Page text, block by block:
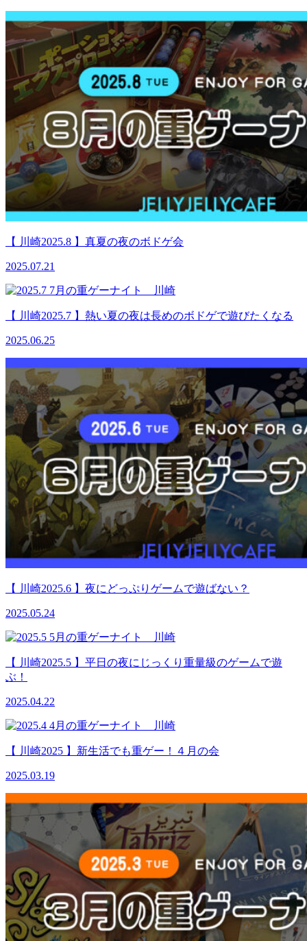
【 川崎2025.8 】真夏の夜のボドゲ会
2025.07.21
【 川崎2025.7 】熱い夏の夜は長めのボドゲで遊びたくなる
2025.06.25
【 川崎2025.6 】夜にどっぷりゲームで遊ばない？
2025.05.24
【 川崎2025.5 】平日の夜にじっくり重量級のゲームで遊
ぶ！
2025.04.22
【 川崎2025 】新生活でも重ゲー！４月の会
2025.03.19